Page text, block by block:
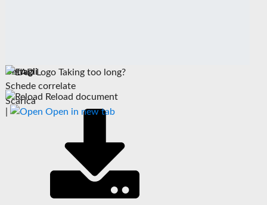
Taking too long?
Reload document
Open in new tab
Dettagli
Schede correlate
Scarica